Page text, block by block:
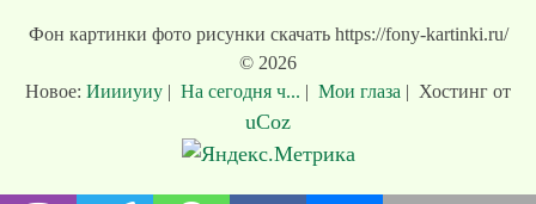
Фон картинки фото рисунки скачать https://fony-kartinki.ru/
© 2026
Новое: Ииииуиу | На сегодня ч... | Мои глаза | Хостинг от
uCoz